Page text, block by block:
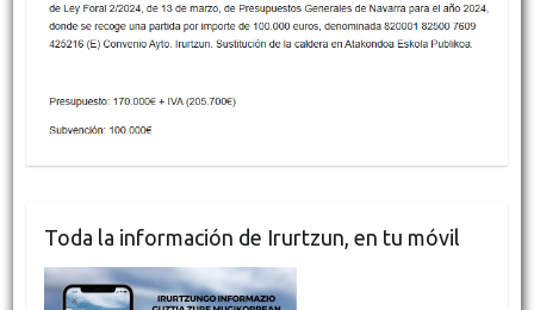
Toda la información de Irurtzun, en tu móvil